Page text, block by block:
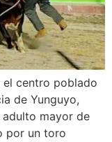
el centro poblado
de Yunguyo,
mayor de
por un toro